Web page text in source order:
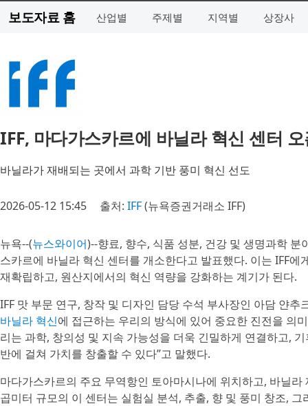
보도자료 홈 산업별 주제별 지역별 상장사
IFF, 마다가스카르에 바닐라 혁신 센터
바닐라가 재배되는 곳에서 과학 기반 풍미 혁신 선도
2026-05-12 15:45 출처: IFF(뉴욕증권거래소 IFF)
뉴욕--(뉴스와이어)--향료, 향수, 식품 성분, 건강 및 생명과학
스카르에 바닐라 혁신 센터를 개소한다고 발표했다. 이는 IFF
재확립하고, 원산지에서의 혁신 역량을 강화하는 계기가 된다.
IFF 맛 부문 연구, 창작 및 디자인 담당 수석 부사장인 아담 얀
바닐라 혁신에 접근하는 우리의 방식에 있어 중요한 진전을 의
리는 과학, 창의성 및 지속 가능성을 더욱 긴밀하게 연결하고,
반에 걸쳐 가치를 창출할 수 있다”고 말했다.
마다가스카르의 주요 무역항인 토아마시나에 위치하고, 바닐
곱미터 규모의 이 센터는 실험실 분석, 추출, 향 및 풍미 창조,